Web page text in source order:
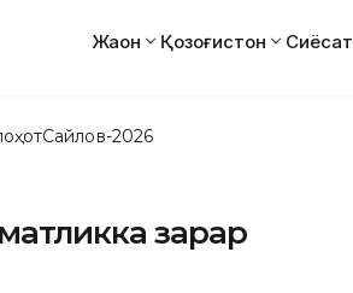
Жаҳон Қозоғистон Сиёсат
Сайлов-2026
зарар